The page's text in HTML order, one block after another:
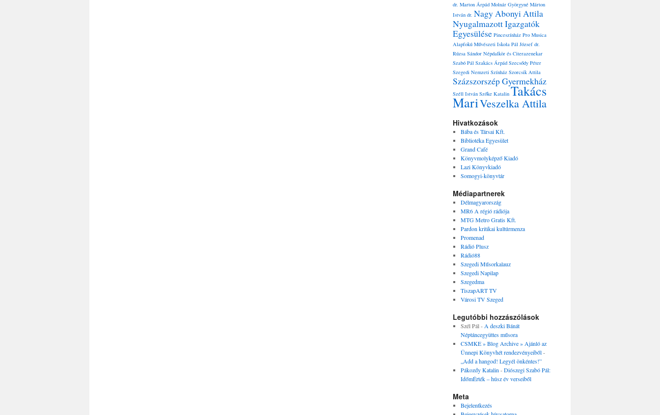
dr. Marton Árpád Molnár Györgyné Márton
István dr. Nagy Abonyi Attila
Nyugalmazott Igazgatók
Egyesülése Pinceszínház Pro Musica
Alapfokú Művészeti Iskola Pál József dr.
Rúzsa Sándor Népdalkör és Citerazenekar
Szabó Pál Szakács Árpád Szecsődy Péter
Szegedi Nemzeti Színház Szorcsik Attila
Százszorszép Gyermekház
Széll István Szőke Katalin Takács
MariVeszelka Attila
Hivatkozások
Bába és Társai Kft.
Bibliotéka Egyesület
Grand Café
Könyvmolyképző Kiadó
Lazi Könyvkiadó
Somogyi-könyvtár
Médiapartnerek
Délmagyarország
MR6 A régió rádiója
MTG Metro Gratis Kft.
Pardon kritikai kultúrmenza
Promenad
Rádió Plusz
Rádió88
Szegedi Műsorkalauz
Szegedi Napilap
Szegedma
TiszapART TV
Városi TV Szeged
Legutóbbi hozzászólások
Szél Pál- A deszki Bánát
Néptáncegyüttes műsora
CSMKE » Blog Archive » Ajánló az
Ünnepi Könyvhét rendezvényeiből-
„Add a hangod! Legyél önkéntes!”
Pákozdy Katalin -Diószegi Szabó Pál:
IdőmÉrték – húsz év verseiből
Meta
Bejelentkezés